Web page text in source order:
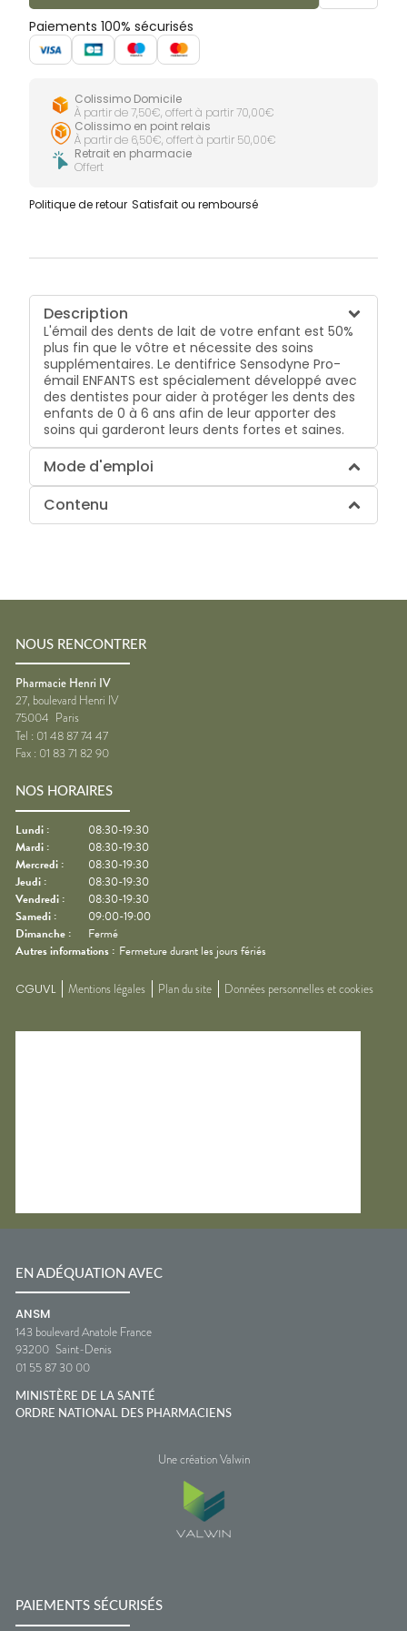
Paiements 100% sécurisés
Colissimo Domicile
À partir de 7,50€, offert à partir 70,00€
Colissimo en point relais
À partir de 6,50€, offert à partir 50,00€
Retrait en pharmacie
Offert
Politique de retour Satisfait ou remboursé
Description
L'émail des dents de lait de votre enfant est 50%
plus fin que le vôtre et nécessite des soins
supplémentaires. Le dentifrice Sensodyne Pro-
émail ENFANTS est spécialement développé avec
des dentistes pour aider à protéger les dents des
enfants de 0 à 6 ans afin de leur apporter des
soins qui garderont leurs dents fortes et saines.
Mode d'emploi
Contenu
NOUS RENCONTRER
Pharmacie Henri IV
27, boulevard Henri IV
75004 Paris
Tel : 01 48 87 74 47
Fax : 01 83 71 82 90
NOS HORAIRES
Lundi :
08:30-19:30
Mardi :
08:30-19:30
Mercredi :
08:30-19:30
Jeudi :
08:30-19:30
Vendredi :
08:30-19:30
Samedi :
09:00-19:00
Dimanche :
Fermé
Autres informations : Fermeture durant les jours fériés
CGUVL Mentions légales Plan du site Données personnelles et cookies
EN ADÉQUATION AVEC
ANSM
143 boulevard Anatole France
93200 Saint-Denis
01 55 87 30 00
MINISTÈRE DE LA SANTÉ
ORDRE NATIONAL DES PHARMACIENS
Une création Valwin
PAIEMENTS SÉCURISÉS